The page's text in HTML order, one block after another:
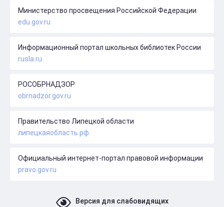
Министерство просвещения Российской Федерации
edu.gov.ru
Информационный портал школьных библиотек России
rusla.ru
РОСОБРНАДЗОР
obrnadzor.gov.ru
Правительство Липецкой области
липецкаяобласть.рф
Официальный интернет-портал правовой информации
pravo.gov.ru
Версия для слабовидящих